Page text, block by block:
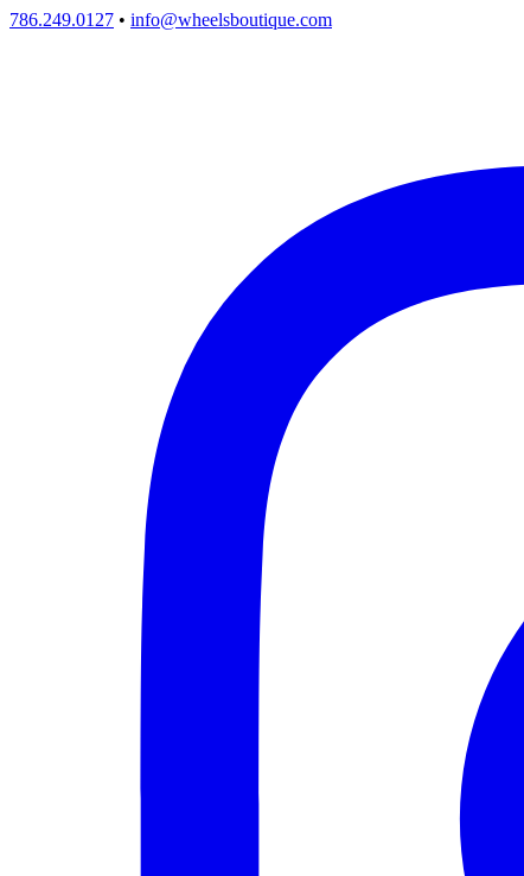
786.249.0127 • info@wheelsboutique.com